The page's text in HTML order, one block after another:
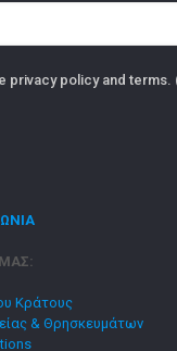
privacy policy and terms.
Κράτους
& Θρησκευμάτων